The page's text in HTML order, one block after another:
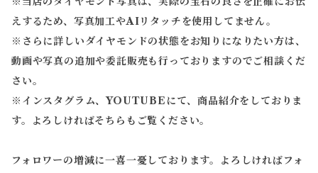
えするため、写真加工やAIリタッチを使用してません。
※ さらに詳しいダイヤモンドの状態をお知りになりたい方は、
動画や写真の追加や委託販売も行っておりますのでご相談くだ
さい。
※ インスタグラム、YOUTUBEにて、商品紹介をしておりま
す。よろしければそちらもご覧ください。
フォロワーの増減に一喜一憂しております。よろしければフォ